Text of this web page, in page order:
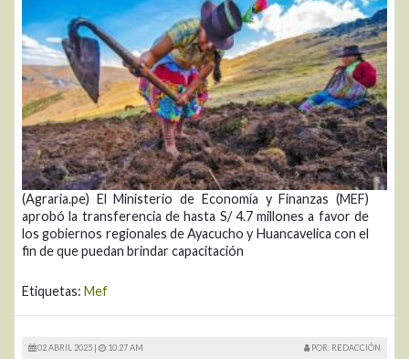
(Agraria.pe) El Ministerio de Economía y Finanzas (MEF)
aprobó la transferencia de hasta S/ 4.7 millones a favor de
los gobiernos regionales de Ayacucho y Huancavelica con el
fin de que puedan brindar capacitación
Etiquetas: Mef
02 ABRIL 2025 | 10:27 AM POR: REDACCIÓN